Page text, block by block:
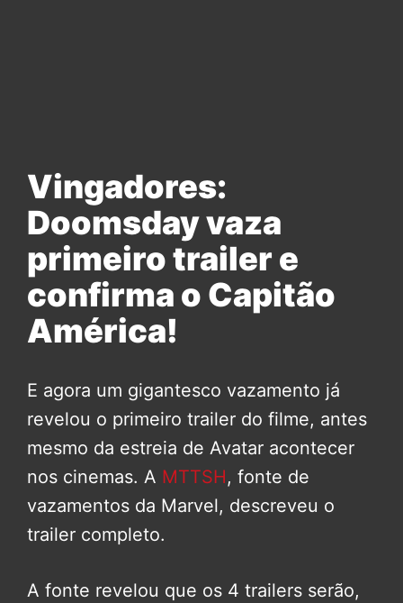
Vingadores:
Doomsday vaza
primeiro trailer e
confirma o Capitão
América!
E agora um gigantesco vazamento já
revelou o primeiro trailer do filme, antes
mesmo da estreia de Avatar acontecer
nos cinemas. A MTTSH, fonte de
vazamentos da Marvel, descreveu o
trailer completo.
A fonte revelou que os 4 trailers serão,